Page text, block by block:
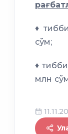
♦
сўм;
♦
млн